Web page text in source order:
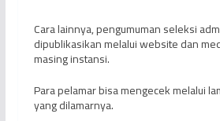
Cara lainnya, pengumuman seleksi
dipublikasikan melalui website dan
masing instansi.
Para pelamar bisa mengecek melalui
yang dilamarnya.